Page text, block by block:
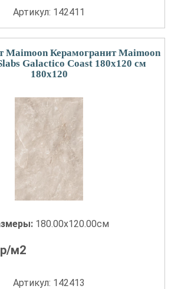
Артикул: 142411
Maimoon Керамогранит Maimoon
Galactico Coast 180х120 см
180x120
180.00x120.00см
р/м2
Артикул: 142413